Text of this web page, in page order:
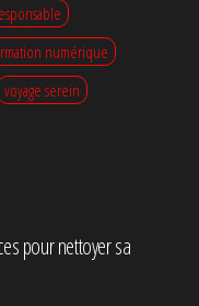
numérique
voyage serein
pour nettoyer sa